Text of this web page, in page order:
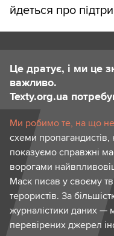
йдеться про
Це дратує, і ми це
важливо.
Texty.org.ua
Ми робимо те, на що
схеми
показуємо справжні
ворогами
Маск писав у своєму
терористів. За
журналістики даних —
перевірених джерел